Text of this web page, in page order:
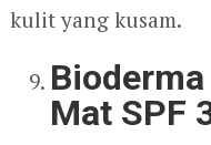
kulit yang kusam.
Mat SPF